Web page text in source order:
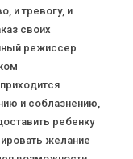
и тревогу, и
своих
режиссер
и соблазнению,
ребенку
желание